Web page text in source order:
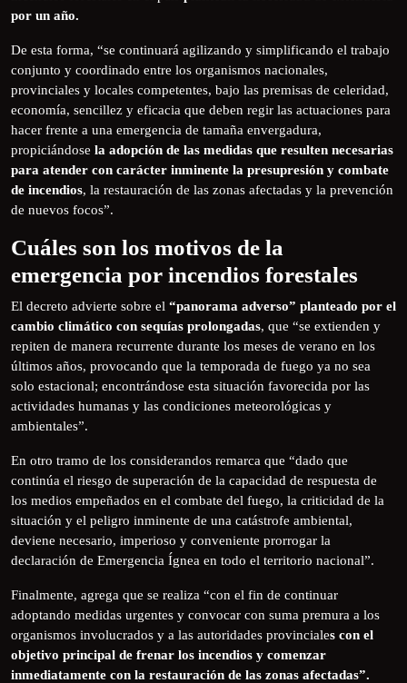
por un año.
De esta forma, “se continuará agilizando y simplificando el trabajo
conjunto y coordinado entre los organismos nacionales,
provinciales y locales competentes, bajo las premisas de celeridad,
economía, sencillez y eficacia que deben regir las actuaciones para
hacer frente a una emergencia de tamaña envergadura,
propiciándose la adopción de las medidas que resulten necesarias
para atender con carácter inminente la presupresión y combate
de incendios, la restauración de las zonas afectadas y la prevención
de nuevos focos”.
Cuáles son los motivos de la
emergencia por incendios forestales
El decreto advierte sobre el “panorama adverso” planteado por el
cambio climático con sequías prolongadas, que “se extienden y
repiten de manera recurrente durante los meses de verano en los
últimos años, provocando que la temporada de fuego ya no sea
solo estacional; encontrándose esta situación favorecida por las
actividades humanas y las condiciones meteorológicas y
ambientales”.
En otro tramo de los considerandos remarca que “dado que
continúa el riesgo de superación de la capacidad de respuesta de
los medios empeñados en el combate del fuego, la criticidad de la
situación y el peligro inminente de una catástrofe ambiental,
deviene necesario, imperioso y conveniente prorrogar la
declaración de Emergencia Ígnea en todo el territorio nacional”.
Finalmente, agrega que se realiza “con el fin de continuar
adoptando medidas urgentes y convocar con suma premura a los
organismos involucrados y a las autoridades provinciales con el
objetivo principal de frenar los incendios y comenzar
inmediatamente con la restauración de las zonas afectadas”.